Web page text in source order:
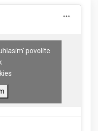
povolíte